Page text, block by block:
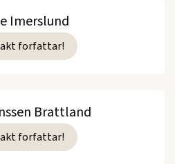
Imerslund
forfattar!
Brattland
forfattar!